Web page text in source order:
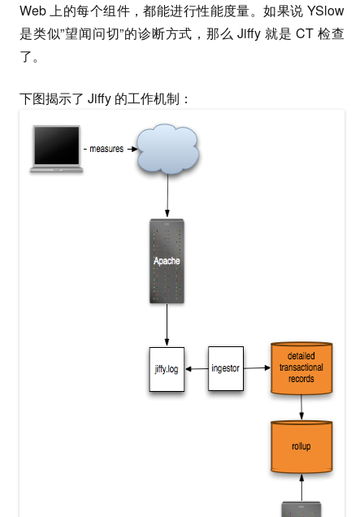
Web 上的每个组件，都能进行性能度量。如果说 YSlow
是类似”望闻问切”的诊断方式，那么 Jiffy 就是 CT 检查
了。
下图揭示了 Jiffy 的工作机制：